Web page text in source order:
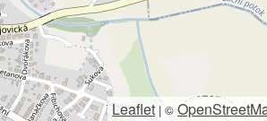
Leaflet | ©